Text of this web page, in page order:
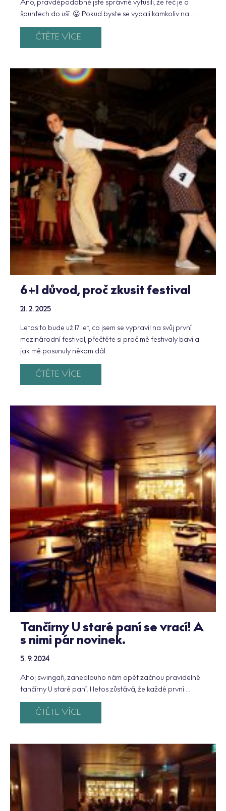
Ano, pravděpodobně jste správně vytušili, že řeč je o
špuntech do uší. 😛 Pokud byste se vydali kamkoliv na ...
ČTĚTE VÍCE
6+1 důvod, proč zkusit festival
21. 2. 2025
Letos to bude už 17 let, co jsem se vypravil na svůj první
mezinárodní festival, přečtěte si proč mě festivaly baví a
jak mě posunuly někam dál.
ČTĚTE VÍCE
Tančírny U staré paní se vrací! A
s nimi pár novinek.
5. 9. 2024
Ahoj swingaři, zanedlouho nám opět začnou pravidelné
tančírny U staré paní. I letos zůstává, že každé první ...
ČTĚTE VÍCE